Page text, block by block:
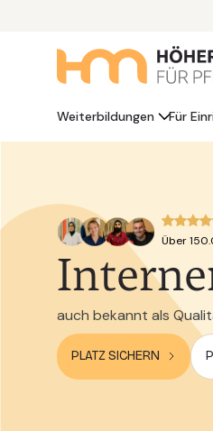
Weiterbildungen Für
Über
auch bekannt als
PLATZ SICHERN